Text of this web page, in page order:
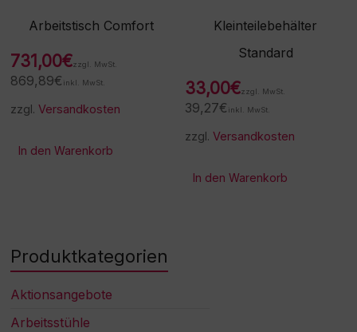
Arbeitstisch Comfort
731,00€zzgl. MwSt.
869,89€ inkl. MwSt.
zzgl.Versandkosten
In den Warenkorb
Kleinteilebehälter
Standard
33,00€zzgl. MwSt.
39,27€ inkl. MwSt.
zzgl.Versandkosten
In den Warenkorb
Produktkategorien
Aktionsangebote
Arbeitsstühle